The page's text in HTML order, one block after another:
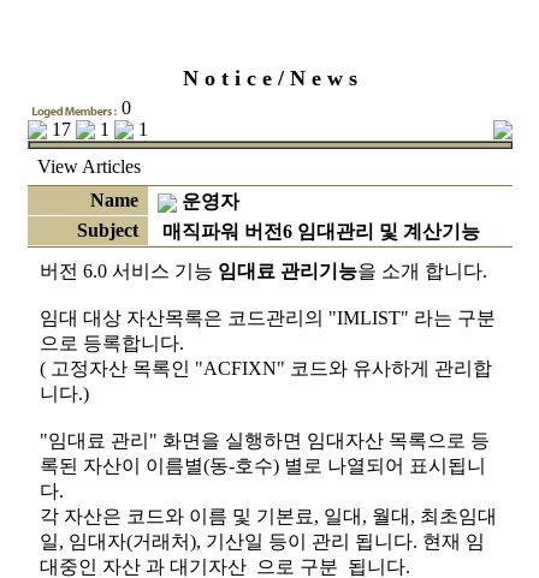
N o t i c e / N e w s
0
17
1
1
View Articles
Name
운영자
Subject
매직파워 버전6 임대관리 및 계산기능
버전 6.0 서비스 기능 임대료 관리기능을 소개 합니다.
임대 대상 자산목록은 코드관리의 "IMLIST" 라는 구분
으로 등록합니다.
( 고정자산 목록인 "ACFIXN" 코드와 유사하게 관리합
니다.)
"임대료 관리" 화면을 실행하면 임대자산 목록으로 등
록된 자산이 이름별(동-호수) 별로 나열되어 표시됩니
다.
각 자산은 코드와 이름 및 기본료, 일대, 월대, 최초임대
일, 임대자(거래처), 기산일 등이 관리 됩니다. 현재 임
대중인 자산 과 대기자산 으로 구분 됩니다.